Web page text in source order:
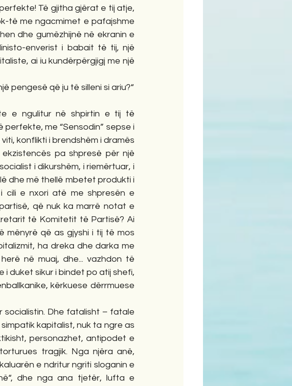
Të gjitha gjërat e tij atje,
të me ngacmimet e pafajshme
dhe gumëzhijnë në ekranin e
enverist i babait të tij, një
ai iu kundërpërgjigj me një
pengesë që ju të silleni si ariu?“
e ngulitur në shpirtin e tij të
me “Sensodin” sepse i
konflikti i brendshëm i dramës
pa shpresë për një
i dikurshëm, i riemërtuar, i
dhe më thellë mbetet produkti i
cili e nxori atë me shpresën e
që nuk ka marrë notat e
të Komitetit të Partisë? Ai
mënyrë që as gjyshi i tij të mos
ha dreka dhe darka me
në muaj, dhe... vazhdon të
i duket sikur i bindet po atij shefi,
kërkuese dërrmuese
socialistin. Dhe fatalisht – fatale
kapitalist, nuk ta ngre as
personazhet, antipodet e
tragjik. Nga njëra anë,
e ndritur ngriti sloganin e
dhe nga ana tjetër, lufta e